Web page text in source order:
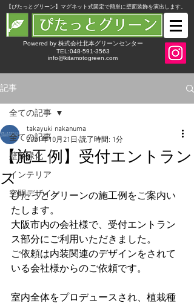
​【ぴたっとグリーン】マグネット式固定で簡単に壁面装飾を演出します。
Powered by 株式会社北本グリーンセンター
TEL:048-591-3563
info@kitamotogreen.com
記事
全ての記事
壁面緑化
インテリア
空間デザイン
全ての記事
【施工例】受付エントラン
ス
takayuki nakanuma
2021年10月21日 読了時間: 1分
ぴたっとグリーンの施工例をご案内い
たします。
大阪市内の会社様で、受付エントラン
ス部分にご利用いただきました。
ご依頼は内装関連のデザインをされて
いる会社様からのご依頼です。
室内全体をプロデュースされ、植栽種